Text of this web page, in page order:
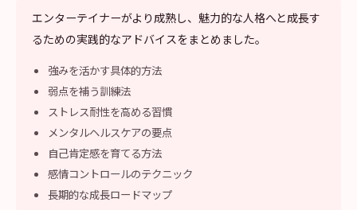
エンターテイナーがより成熟し、魅力的な人格へと成長す
るための実践的なアドバイスをまとめました。
強みを活かす具体的方法
弱点を補う訓練法
ストレス耐性を高める習慣
メンタルヘルスケアの要点
自己肯定感を育てる方法
感情コントロールのテクニック
長期的な成長ロードマップ